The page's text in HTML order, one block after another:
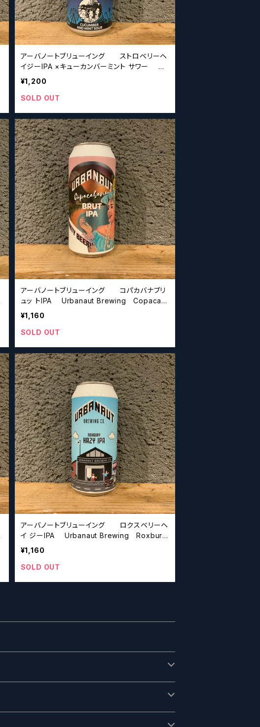
アーバノートブリューイング ストロベリーヘ
イジーIPA ×キューカンバーミント サワー Ur
banaut Brewing Strawberry Hazy IPA ×
Cucumber Mint Sour
¥1,200
SOLD OUT
アーバノートブリューイング コパカバナブリ
ュッ トIPA Urbanaut Brewing Copacab
ana Brut IPA
¥1,160
SOLD OUT
アーバノートブリューイング ロクスベリーヘ
イ ジーIPA Urbanaut Brewing Roxbury
Hazy IPA
¥1,160
SOLD OUT